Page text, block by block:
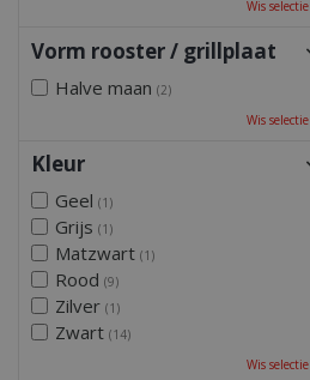
Wis selectie
Vorm rooster / grillplaat
Halve maan (2)
Wis selectie
Kleur
Geel (1)
Grijs (1)
Matzwart (1)
Rood (9)
Zilver (1)
Zwart (14)
Wis selectie